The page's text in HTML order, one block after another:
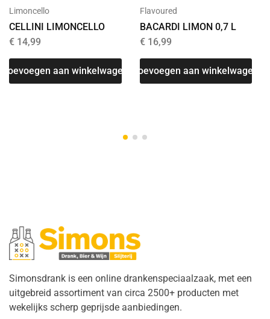
Limoncello
CELLINI LIMONCELLO
€ 14,99
Toevoegen aan winkelwagen
Flavoured
BACARDI LIMON 0,7 L
€16,99
Toevoegen aan winkelwagen
Simonsdrank is een online drankenspeciaalzaak, met een
uitgebreid assortiment van circa 2500+ producten met
wekelijks scherp geprijsde aanbiedingen.